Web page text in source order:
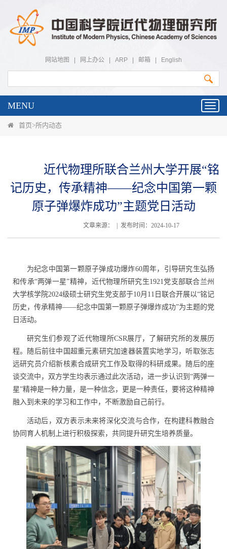
网站地图 网上办公 ARP 邮箱 English
MENU
首页>所内动态
近代物理所联合兰州大学开展“铭
记历史，传承精神——纪念中国第一颗
原子弹爆炸成功”主题党日活动
文章来源： | 发布时间：2024-10-17
为纪念中国第一颗原子弹成功爆炸60周年，引导研究生弘扬
和传承“两弹一星”精神，近代物理所研究生1921 党支部联合兰州
大学核学院2024级硕士研究生党支部于10月 11 日联合开展以“铭记
历史，传承精神——纪念中国第一颗原子弹爆炸成功”为主题的党
日活动。
研究生们参观了近代物理所CSR展厅，了解研究所的发展历
程。随后前往中国超重元素研究加速器装置实地学习，听取张志
远研究员介绍新核素合成研究工作及取得的科研成果。随后的座
谈交流中，双方学生均表示通过此次活动，进一步认识到“两弹一
星”精神是一种力量，是一种信念，更是一种责任，要将这种精神
融入到未来的学习和工作中，不断激励自己前行。
活动后，双方表示未来将深化交流与合作，在构建科教融合
协同育人机制上进行积极探索，共同提升研究生培养质量。